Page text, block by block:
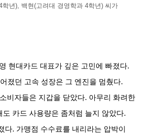
학년), 백현(고려대 경영학과 4학년)씨가
현대카드 대표가 깊은 고민에 빠졌다.
졌던 고속 성장은 그 엔진을 멈췄다.
소비자들은 지갑을 닫았다. 아무리 화려한
도 카드 사용량은 좀처럼 늘지 않았다.
다. 가맹점 수수료를 내리라는 압박이